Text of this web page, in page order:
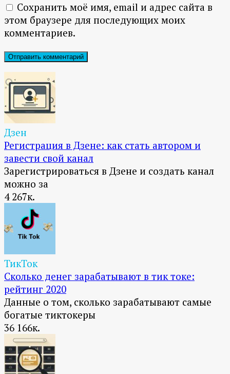
Сохранить моё имя, email и адрес сайта в
этом браузере для последующих моих
комментариев.
Дзен
Регистрация в Дзене: как стать автором и
завести свой канал
Зарегистрироваться в Дзене и создать канал
можно за
4 267к.
ТикТок
Сколько денег зарабатывают в тик токе:
рейтинг 2020
Данные о том, сколько зарабатывают самые
богатые тиктокеры
36 166к.